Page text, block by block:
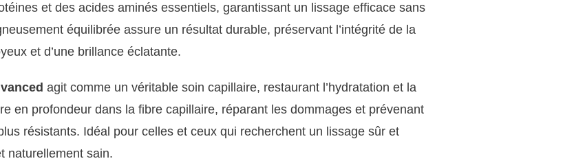
et des acides aminés essentiels, garantissant un lissage efficace sans
équilibrée assure un résultat durable, préservant l’intégrité de la
et d’une brillance éclatante.
agit comme un véritable soin capillaire, restaurant l’hydratation et la
en profondeur dans la fibre capillaire, réparant les dommages et prévenant
résistants. Idéal pour celles et ceux qui recherchent un lissage sûr et
naturellement sain.